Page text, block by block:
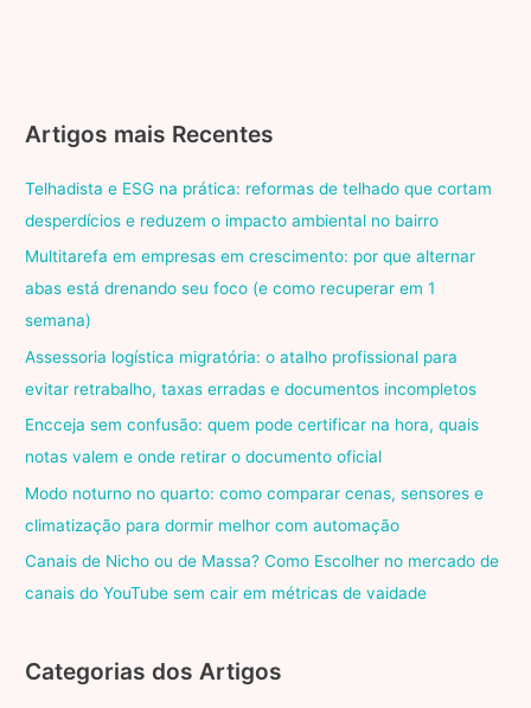
Artigos mais Recentes
Telhadista e ESG na prática: reformas de telhado que cortam
desperdícios e reduzem o impacto ambiental no bairro
Multitarefa em empresas em crescimento: por que alternar
abas está drenando seu foco (e como recuperar em 1
semana)
Assessoria logística migratória: o atalho profissional para
evitar retrabalho, taxas erradas e documentos incompletos
Encceja sem confusão: quem pode certificar na hora, quais
notas valem e onde retirar o documento oficial
Modo noturno no quarto: como comparar cenas, sensores e
climatização para dormir melhor com automação
Canais de Nicho ou de Massa? Como Escolher no mercado de
canais do YouTube sem cair em métricas de vaidade
Categorias dos Artigos